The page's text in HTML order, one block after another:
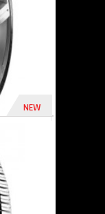
NEW
1 771 Dhs